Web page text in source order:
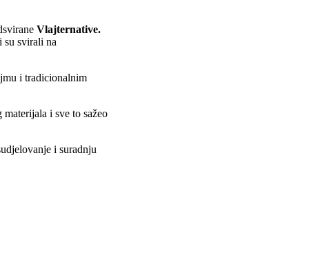
Vlajternative.
su svirali na
i tradicionalnim
i sve to sažeo
i suradnju